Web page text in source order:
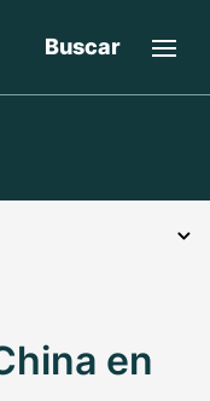
Buscar
en